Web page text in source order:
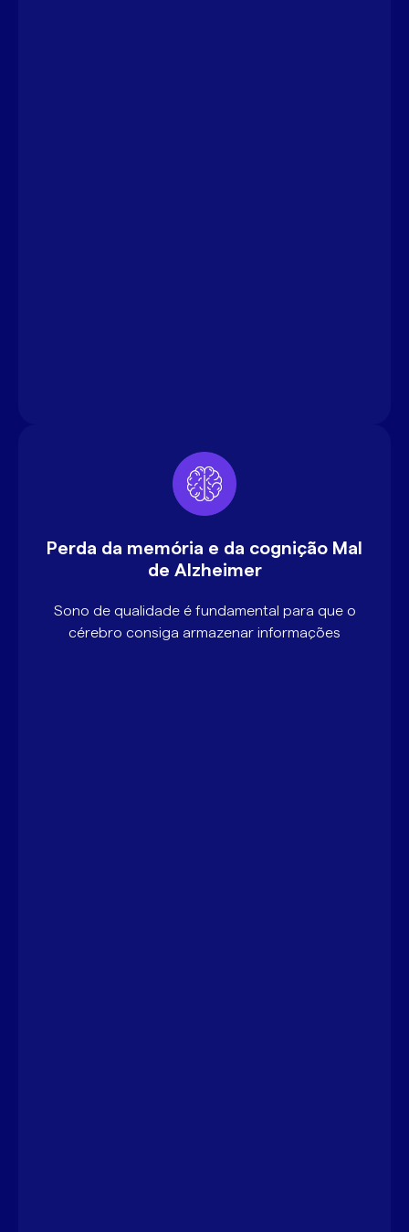
Perda da memória e da cognição Mal
de Alzheimer
Sono de qualidade é fundamental para que o
cérebro consiga armazenar informações